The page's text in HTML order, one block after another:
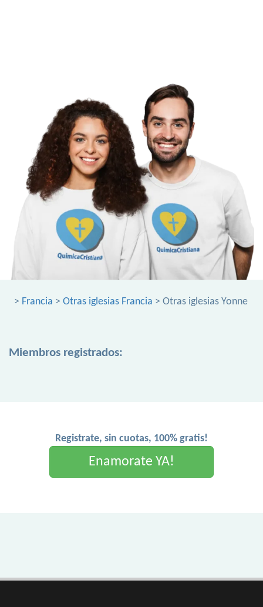
> Francia > Otras iglesias Francia > Otras iglesias Yonne
Miembros registrados:
Registrate, sin cuotas, 100% gratis!
Enamorate YA!